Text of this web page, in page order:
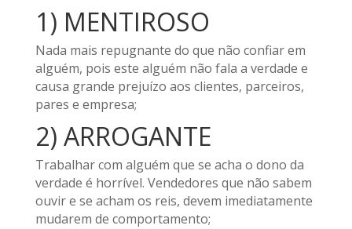
1) MENTIROSO
Nada mais repugnante do que não confiar em
alguém, pois este alguém não fala a verdade e
causa grande prejuízo aos clientes, parceiros,
pares e empresa;
2) ARROGANTE
Trabalhar com alguém que se acha o dono da
verdade é horrível. Vendedores que não sabem
ouvir e se acham os reis, devem imediatamente
mudarem de comportamento;